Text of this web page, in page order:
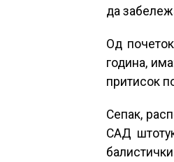
да
Од
година,
притисок
Сепак,
САД